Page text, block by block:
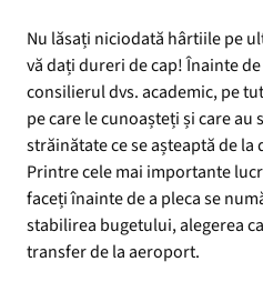
Nu lăsați niciodată hârtiile pe
vă dați dureri de cap! Înainte
consilierul dvs. academic, pe
pe care le cunoașteți și care
străinătate ce se așteaptă de la
Printre cele mai importante
faceți înainte de a pleca se
stabilirea bugetului, alegerea
transfer de la aeroport.